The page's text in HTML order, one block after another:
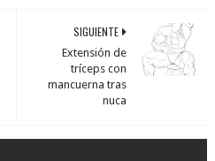
SIGUIENTE
Extensión de
tríceps con
mancuerna tras
nuca